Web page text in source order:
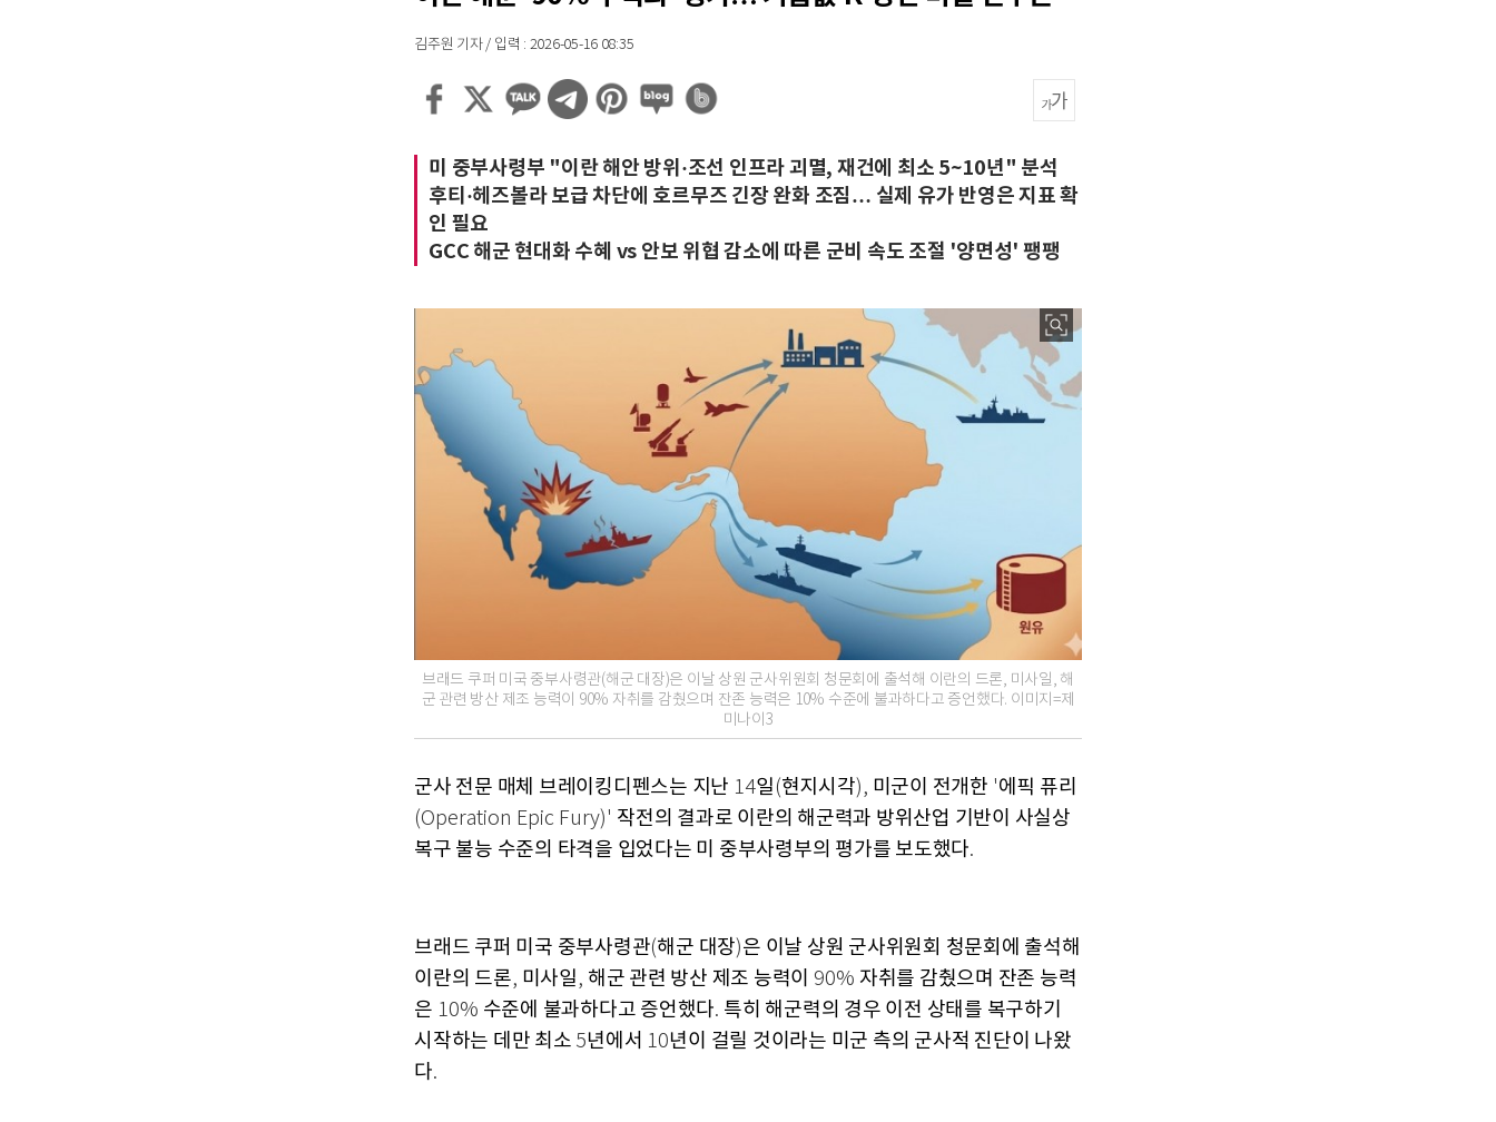
김주원 기자 / 입력 : 2026-05-16 08:35
미 중부사령부 "이란 해안 방위·조선 인프라 괴멸, 재건에 최소 5~10년" 분석
후티·헤즈볼라 보급 차단에 호르무즈 긴장 완화 조짐… 실제 유가 반영은 지표 확
인 필요
GCC 해군 현대화 수혜 vs 안보 위협 감소에 따른 군비 속도 조절 '양면성' 팽팽
브래드 쿠퍼 미국 중부사령관(해군 대장)은 이날 상원 군사위원회 청문회에 출석해 이란의 드론, 미사일, 해
군 관련 방산 제조 능력이 90% 자취를 감췄으며 잔존 능력은 10% 수준에 불과하다고 증언했다. 이미지=제
미나이3
군사 전문 매체 브레이킹디펜스는 지난 14일 (현지시각), 미군이 전개한 '에픽 퓨리
(Operation Epic Fury)' 작전의 결과로 이란의 해군력과 방위산업 기반이 사실상
복구 불능 수준의 타격을 입었다는 미 중부사령부의 평가를 보도했다.
브래드 쿠퍼 미국 중부사령관(해군 대장)은 이날 상원 군사위원회 청문회에 출석해
이란의 드론, 미사일, 해군 관련 방산 제조 능력이 90% 자취를 감췄으며 잔존 능력
은 10% 수준에 불과하다고 증언했다. 특히 해군력의 경우 이전 상태를 복구하기
시작하는 데만 최소 5년에서 10년이 걸릴 것이라는 미군 측의 군사적 진단이 나왔
다.